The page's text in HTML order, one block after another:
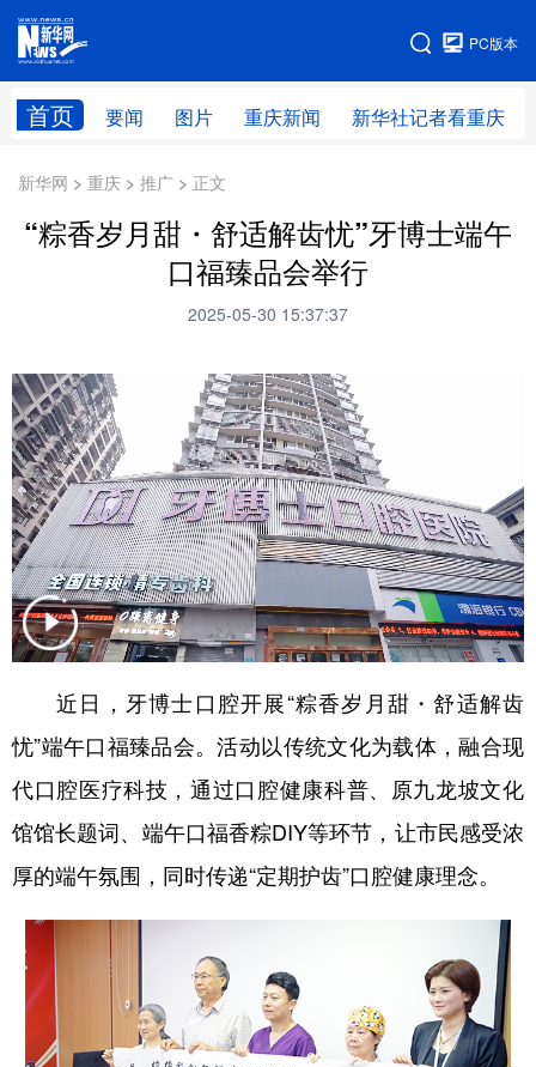
PC版本
首页 要闻 图片 重庆新闻 新华社记者看重庆
网站地图
新华网 > 重庆 > 推广 > 正文
“粽香岁月甜・舒适解齿忧”牙博士端午
口福臻品会举行
2025-05-30 15:37:37
近日，牙博士口腔开展“粽香岁月甜・舒适解齿
忧”端午口福臻品会。活动以传统文化为载体，融合现
代口腔医疗科技，通过口腔健康科普、原九龙坡文化
馆馆长题词、端午口福香粽DIY等环节，让市民感受浓
厚的端午氛围，同时传递“定期护齿”口腔健康理念。